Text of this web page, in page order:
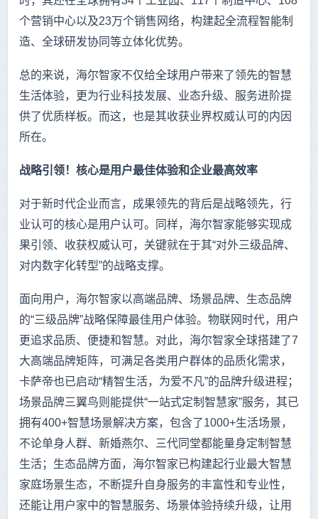
个营销中心以及23万个销售网络，构建起全流程智能制
造、全球研发协同等立体化优势。
总的来说，海尔智家不仅给全球用户带来了领先的智慧
生活体验，更为行业科技发展、业态升级、服务进阶提
供了优质样板。而这，也是其收获业界权威认可的内因
所在。
战略引领！核心是用户最佳体验和企业最高效率
对于新时代企业而言，成果领先的背后是战略领先，行
业认可的核心是用户认可。同样，海尔智家能够实现成
果引领、收获权威认可，关键就在于其“对外三级品牌、
对内数字化转型”的战略支撑。
面向用户，海尔智家以高端品牌、场景品牌、生态品牌
的“三级品牌”战略保障最佳用户体验。物联网时代，用户
更追求品质、便捷和智慧。对此，海尔智家全球搭建了7
大高端品牌矩阵，可满足各类用户群体的品质化需求，
卡萨帝也已启动“精智生活，为爱不凡”的品牌升级进程；
场景品牌三翼鸟则能提供“一站式定制智慧家”服务，其已
拥有400+智慧场景解决方案，包含了1000+生活场景，
不论单身人群、新婚燕尔、三代同堂都能量身定制智慧
生活；生态品牌方面，海尔智家已构建起行业最大智慧
家庭场景生态，不断提升自身服务的丰富性和专业性，
还能让用户家中的智慧服务、场景体验持续升级，让用